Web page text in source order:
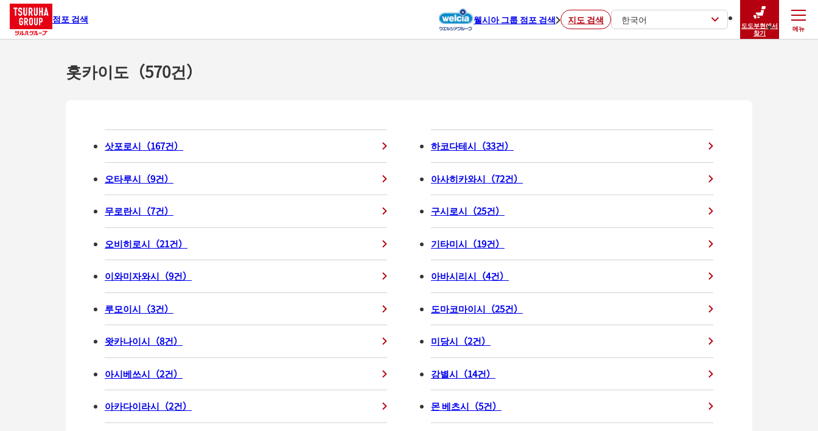
점포 검색 웰시아 그룹 점포 검색 지도 검색 한국어
도도부현에서
찾기
메뉴
닫기
홋카이도（570건）
삿포로시 （167건） 하코다테시 （33건）
오타루시 （9건） 아사히카와시 （72건）
무로란시 （7건） 구시로시 （25건）
오비히로시 （21건） 기타미시 （19건）
이와미자와시 （9건） 아바시리시 （4건）
루모이시 （3건） 도마코마이시 （25건）
왓카나이시 （8건） 미당시 （2건）
아시베쓰시 （2건） 강별시 （14건）
아카다이라시 （2건） 몬 베츠시 （5건）